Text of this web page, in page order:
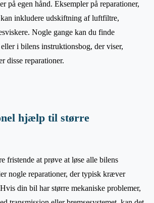
på egen hånd. Eksempler på reparationer,
inkludere udskiftning af luftfiltre,
Nogle gange kan du finde
i bilens instruktionsbog, der viser,
disse reparationer.
hjælp til større
fristende at prøve at løse alle bilens
nogle reparationer, der typisk kræver
din bil har større mekaniske problemer,